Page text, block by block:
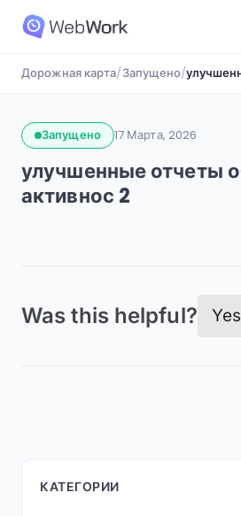
Дорожная карта/Запущено/
Запущено 17 Марта, 2026
улучшенные отчеты
активнос 2
Was this helpful? Yes
КАТЕГОРИИ